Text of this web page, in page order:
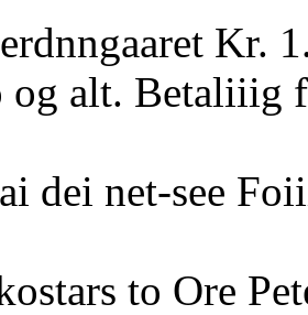
Kr.
og alt. Betaliiig
dei net-see
to Ore